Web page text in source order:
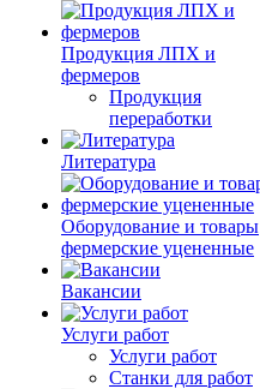
Продукция ЛПХ и
фермеров
Продукция
переработки
Литература
Оборудование и товары
фермерские уцененные
Вакансии
Услуги работ
Услуги работ
Станки для работ